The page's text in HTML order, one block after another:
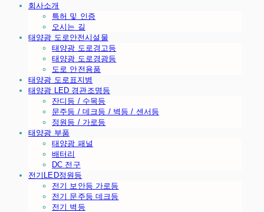
회사소개
특허 및 인증
오시는 길
태양광 도로안전시설물
태양광 도로경고등
태양광 도로경광등
도로 안전용품
태양광 도로표지병
태양광 LED 경관조명등
잔디등 / 수목등
문주등 / 데크등 / 벽등 / 센서등
정원등 / 가로등
태양광 부품
태양광 패널
배터리
DC 전구
전기LED정원등
전기 보안등 가로등
전기 문주등 데크등
전기 벽등